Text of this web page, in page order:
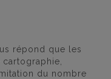
répond que les
du nombre